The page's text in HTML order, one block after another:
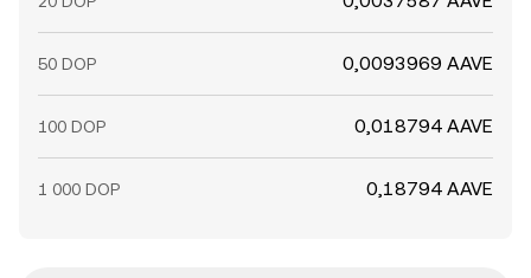
50 DOP 0,0093969 AAVE
100 DOP 0,018794 AAVE
1 000 DOP 0,18794 AAVE